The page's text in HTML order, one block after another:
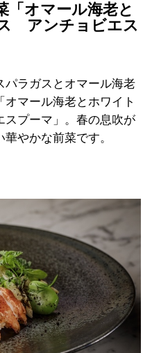
「オマール海老と
アンチョビエス
パラガスとオマール海老
マール海老とホワイト
プーマ」。春の息吹が
やかな前菜です。